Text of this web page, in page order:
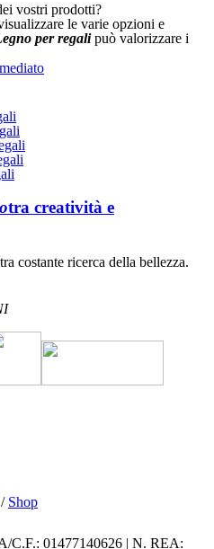
vostri prodotti?
le varie opzioni e
per regalipuò valorizzare i
tra creatività e
costante ricerca della bellezza.
/ Shop
C.F.: 01477140626 | N. REA: